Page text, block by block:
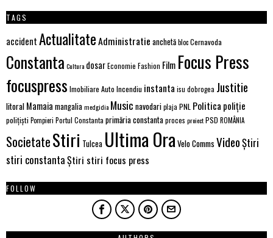
TAGS
accidentActualitateAdministratie anchetăblocCernavoda
Constanta Cultura dosarEconomie Fashion Film Focus Press
focuspress Imobiliare Auto Incendiu instanta isu dobrogea Justitie
litoral Mamaia mangaliamedgidia Music navodariplaja PNL Politica poliție
polițiști Pompieri Portul Constanta primăria constantaproces proiectPSD ROMÂNIA
SocietateStiri Tulcea Ultima Ora Velo Comms VideoȘtiri
stiri constantaȘtiri stiri focus press
FOLLOW